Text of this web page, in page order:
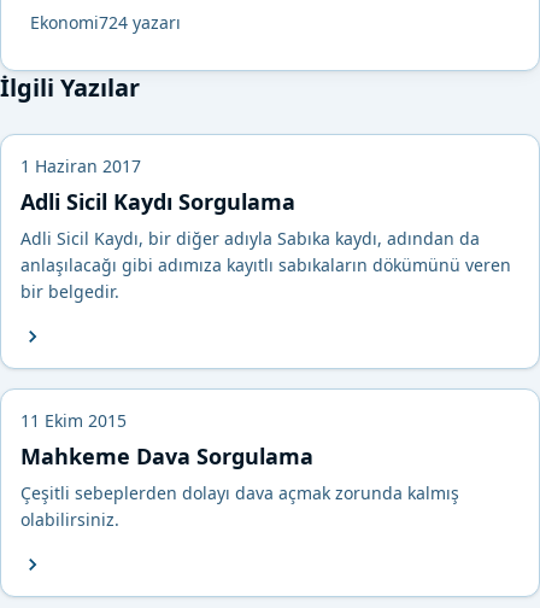
Ekonomi724 yazarı
İlgili Yazılar
1 Haziran 2017
Adli Sicil Kaydı Sorgulama
Adli Sicil Kaydı, bir diğer adıyla Sabıka kaydı, adından da
anlaşılacağı gibi adımıza kayıtlı sabıkaların dökümünü veren
bir belgedir.
11 Ekim 2015
Mahkeme Dava Sorgulama
Çeşitli sebeplerden dolayı dava açmak zorunda kalmış
olabilirsiniz.